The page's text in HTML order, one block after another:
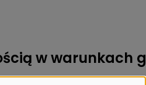
w warunkach